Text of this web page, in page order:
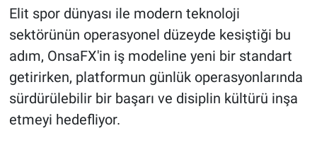
Elit spor dünyası ile modern teknoloji
sektörünün operasyonel düzeyde kesiştiği bu
adım, OnsaFX'in iş modeline yeni bir standart
getirirken, platformun günlük operasyonlarında
sürdürülebilir bir başarı ve disiplin kültürü inşa
etmeyi hedefliyor.